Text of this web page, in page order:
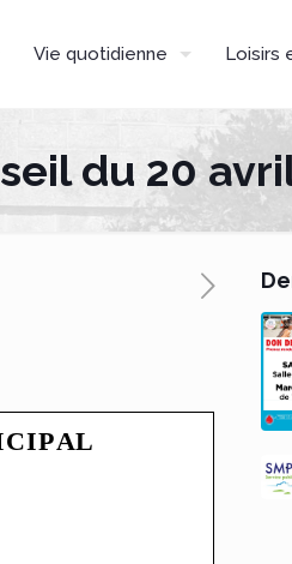
Vie quotidienne Loisirs
du 20